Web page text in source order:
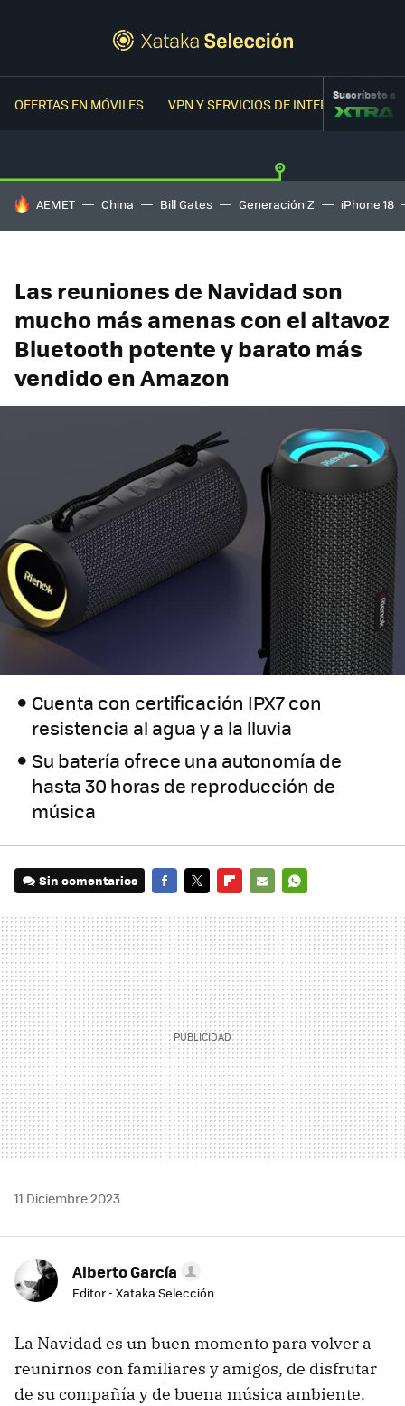
OFERTAS EN MÓVILES VPN Y SERVICIOS DE INTERNETSuscríbete a
HOY SE HABLA DE
AEMET China Bill Gates Generación Z iPhone 18
Las reuniones de Navidad son
mucho más amenas con el altavoz
Bluetooth potente y barato más
vendido en Amazon
Cuenta con certificación IPX7 con
resistencia al agua y a la lluvia
Su batería ofrece una autonomía de
hasta 30 horas de reproducción de
música
Sin comentarios
MAIL
11 Diciembre 2023
Alberto García
Editor - Xataka Selección
La Navidad es un buen momento para volver a
reunirnos con familiares y amigos, de disfrutar
de su compañía y de buena música ambiente.